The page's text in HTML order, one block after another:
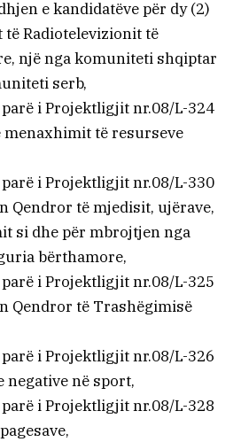
e kandidatëve për dy (2)
të Radiotelevizionit të
një nga komuniteti shqiptar
serb,
i Projektligjit nr.08/L-324
të resurseve
i Projektligjit nr.08/L-330
Qendror të mjedisit, ujërave,
si dhe për mbrojtjen nga
bërthamore,
i Projektligjit nr.08/L-325
Qendror të Trashëgimisë
i Projektligjit nr.08/L-326
në sport,
i Projektligjit nr.08/L-328